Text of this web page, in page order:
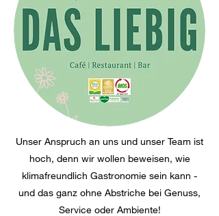
Unser Anspruch an uns und unser Team ist
hoch, denn wir wollen beweisen, wie
klimafreundlich Gastronomie sein kann -
und das ganz ohne Abstriche bei Genuss,
Service oder Ambiente!